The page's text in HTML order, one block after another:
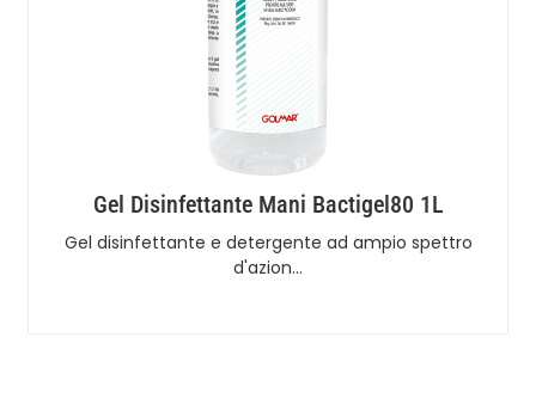
Gel Disinfettante Mani Bactigel80 1L
Gel disinfettante e detergente ad ampio spettro
d'azion…